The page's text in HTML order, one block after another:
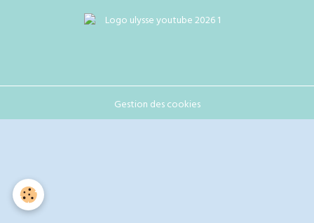
Gestion des cookies